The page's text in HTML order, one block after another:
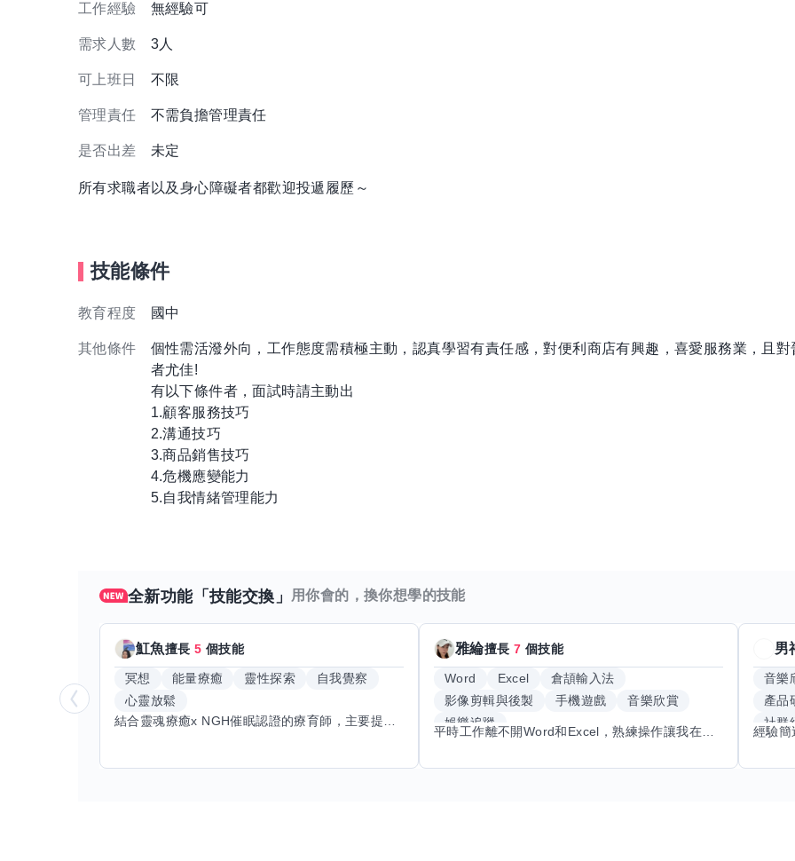
工作經驗 無經驗可
需求人數 3人
可上班日 不限
管理責任 不需負擔管理責任
是否出差 未定
所有求職者以及身心障礙者都歡迎投遞履歷～
技能條件
教育程度 國中
其他條件
個性需活潑外向，工作態度需積極主動，認真學習有責任感，對便利商店有興趣，喜愛服務業，且對
者尤佳!
有以下條件者，面試時請主動出
1.顧客服務技巧
2.溝通技巧
3.商品銷售技巧
4.危機應變能力
5.自我情緒管理能力
全新功能「技能交換」 用你會的，換你想學的技能
魟魚擅長5 個技能
冥想 能量療癒 靈性探索
自我覺察
心靈放鬆
雅綸擅長7 個技能
Word Excel
倉頡輸入法
影像剪輯與後製
手機遊戲
音樂欣賞
娛樂追蹤
男
音樂
產品
社群